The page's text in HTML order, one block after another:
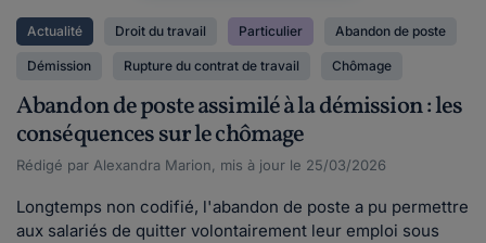
Actualité Droit du travail Particulier Abandon de poste
Démission Rupture du contrat de travail Chômage
Abandon de poste assimilé à la démission : les
conséquences sur le chômage
Rédigé par Alexandra Marion, mis à jour le 25/03/2026
Longtemps non codifié, l'abandon de poste a pu permettre
aux salariés de quitter volontairement leur emploi sous